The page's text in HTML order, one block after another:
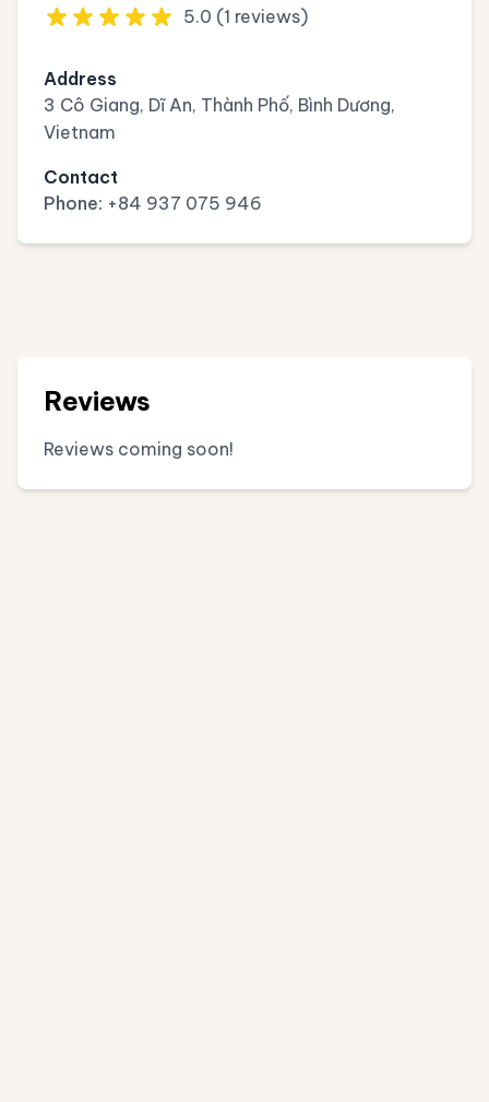
5.0 (1 reviews)
Address
3 Cô Giang, Dĩ An, Thành Phố, Bình Dương,
Vietnam
Contact
Phone: +84 937 075 946
Reviews
Reviews coming soon!